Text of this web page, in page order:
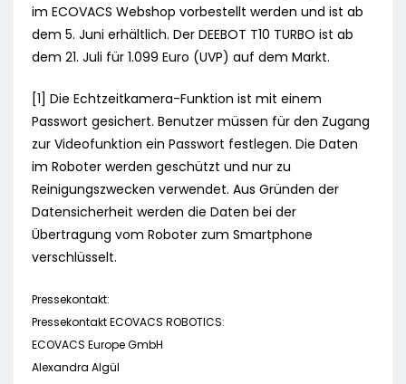
im ECOVACS Webshop vorbestellt werden und ist ab
dem 5. Juni erhältlich. Der DEEBOT T10 TURBO ist ab
dem 21. Juli für 1.099 Euro (UVP) auf dem Markt.
[1] Die Echtzeitkamera-Funktion ist mit einem
Passwort gesichert. Benutzer müssen für den Zugang
zur Videofunktion ein Passwort festlegen. Die Daten
im Roboter werden geschützt und nur zu
Reinigungszwecken verwendet. Aus Gründen der
Datensicherheit werden die Daten bei der
Übertragung vom Roboter zum Smartphone
verschlüsselt.
Pressekontakt:
Pressekontakt ECOVACS ROBOTICS:
ECOVACS Europe GmbH
Alexandra Algül